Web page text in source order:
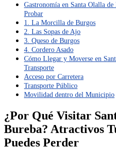
Gastronomía en Santa Olalla
Probar
1. La Morcilla de Burgos
2. Las Sopas de Ajo
3. Queso de Burgos
4. Cordero Asado
Cómo Llegar y Moverse en
Transporte
Acceso por Carretera
Transporte Público
Movilidad dentro del Municipio
¿Por Qué Visitar
Bureba? Atractivos
Puedes Perder